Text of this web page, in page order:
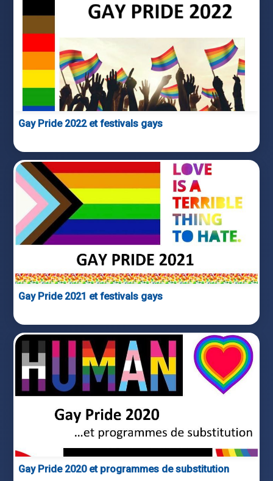
Gay Pride 2022 et festivals gays
Gay Pride 2021 et festivals gays
Gay Pride 2020 et programmes de substitution